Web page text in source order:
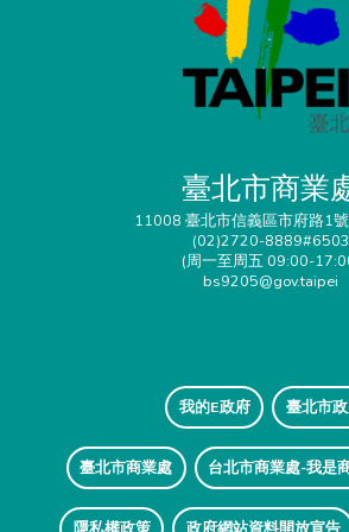
臺北市商業
11008 臺北市信義區市府路1
(02)2720-8889#6503
(周一至周五 09:00-
bs9205@gov.taipei
我的E政府 臺北市
臺北市商業處 台北市商業處-我是